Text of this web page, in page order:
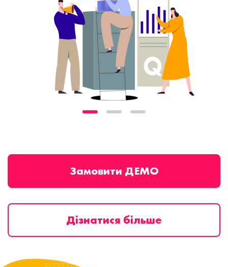
Замовити ДЕМО
Дізнатися більше